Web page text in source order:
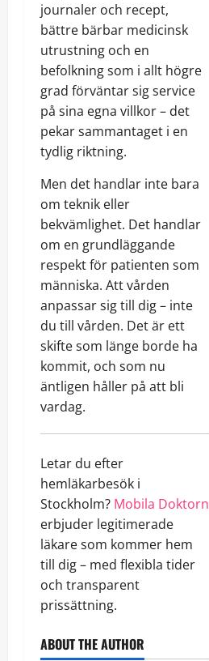
journaler och recept,
bättre bärbar medicinsk
utrustning och en
befolkning som i allt högre
grad förväntar sig service
på sina egna villkor – det
pekar sammantaget i en
tydlig riktning.
Men det handlar inte bara
om teknik eller
bekvämlighet. Det handlar
om en grundläggande
respekt för patienten som
människa. Att vården
anpassar sig till dig – inte
du till vården. Det är ett
skifte som länge borde ha
kommit, och som nu
äntligen håller på att bli
vardag.
Letar du efter
hemläkarbesök i
Stockholm? Mobila Doktorn
erbjuder legitimerade
läkare som kommer hem
till dig – med flexibla tider
och transparent
prissättning.
ABOUT THE AUTHOR